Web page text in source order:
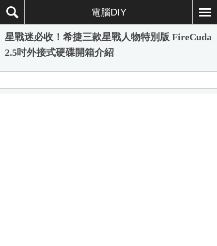
電腦DIY
星戰迷必收！希捷三款星戰人物特別版 FireCuda
2.5吋外接式硬碟開箱介紹